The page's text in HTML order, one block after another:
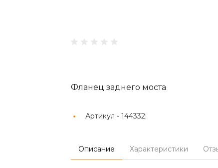
Фланец заднего моста
Артикул - 144332;
Описание Характеристики